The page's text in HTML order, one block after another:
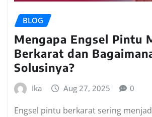
BLOG
Mengapa Engsel Pintu
Berkarat dan
Solusinya?
Ika Aug 27, 2025 0
Engsel pintu berkarat sering